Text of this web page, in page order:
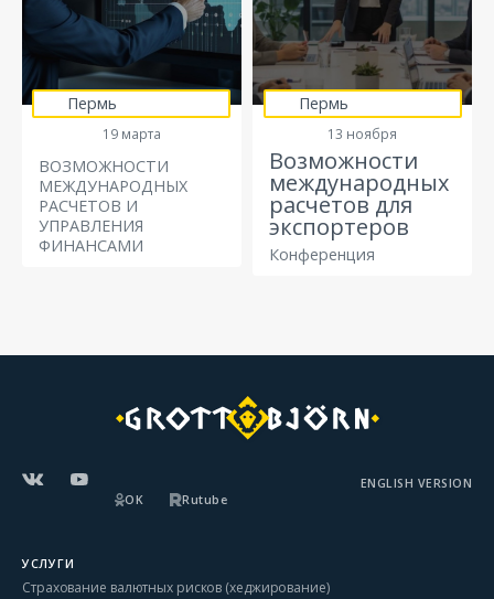
Пермь
19 марта
ВОЗМОЖНОСТИ
МЕЖДУНАРОДНЫХ
РАСЧЕТОВ И
УПРАВЛЕНИЯ
ФИНАНСАМИ
Пермь
13 ноября
Возможности
международных
расчетов для
экспортеров
Конференция
OK Rutube
ENGLISH VERSION
УСЛУГИ
Страхование валютных рисков (хеджирование)